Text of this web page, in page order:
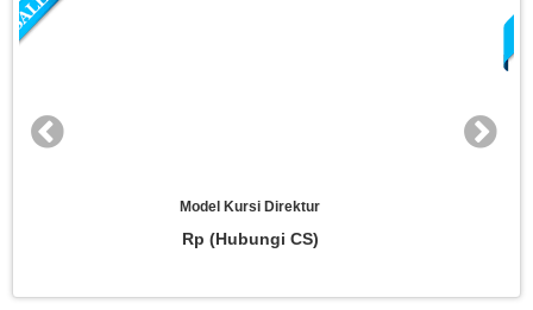
Kursi Direktur Kayu
Rp (Hubungi CS)